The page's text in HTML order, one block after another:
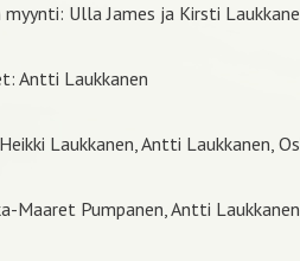
Ulla James ja Kirsti
Antti Laukkanen
Laukkanen, Antti Laukkanen,
Maaret Pumpanen, Antti